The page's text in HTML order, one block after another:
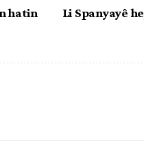
hatin
Li Spanyayê